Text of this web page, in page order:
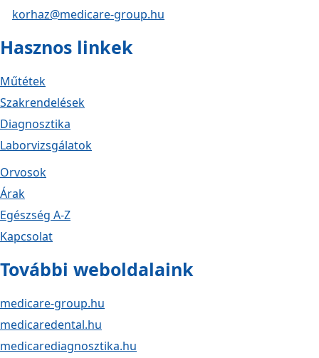
korhaz@medicare-group.hu
Hasznos linkek
Műtétek
Szakrendelések
Diagnosztika
Laborvizsgálatok
Orvosok
Árak
Egészség A-Z
Kapcsolat
További weboldalaink
medicare-group.hu
medicaredental.hu
medicarediagnosztika.hu